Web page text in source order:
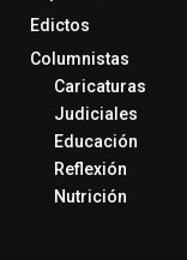
Edictos
Columnistas
Caricaturas
Judiciales
Educación
Reflexión
Nutrición